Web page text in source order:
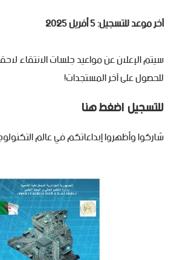
آخر موعد للتسجيل: 5 أفريل 2025
سيتم الإعلان عن مواعيد جلسات الانتقاء
للحصول على آخر المستجدات!
للتسجيل اضغط هنا
شاركوا وأظهروا إبداعاتكم في عالم